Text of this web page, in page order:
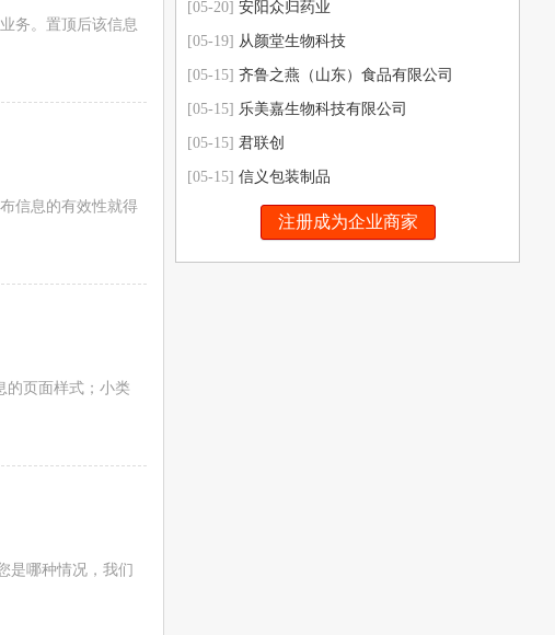
务。置顶后该信息
信息的有效性就得
的页面样式；小类
是哪种情况，我们
[05-20] 安阳众归药业
[05-19] 从颜堂生物科技
[05-15] 齐鲁之燕（山东）食品有限公司
[05-15] 乐美嘉生物科技有限公司
[05-15] 君联创
[05-15] 信义包装制品
注册成为企业商家